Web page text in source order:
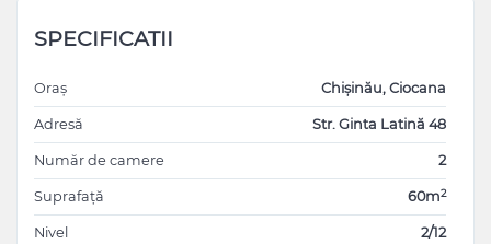
SPECIFICATII
Oraș Chișinău, Ciocana
Adresă Str. Ginta Latină 48
Număr de camere 2
Suprafață 60m2
Nivel 2/12